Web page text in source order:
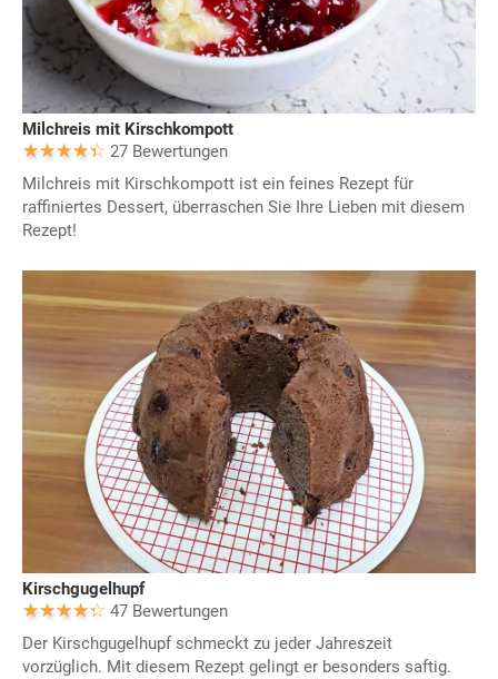
Milchreis mit Kirschkompott
27 Bewertungen
Milchreis mit Kirschkompott ist ein feines Rezept für
raffiniertes Dessert, überraschen Sie Ihre Lieben mit diesem
Rezept!
Kirschgugelhupf
47 Bewertungen
Der Kirschgugelhupf schmeckt zu jeder Jahreszeit
vorzüglich. Mit diesem Rezept gelingt er besonders saftig.